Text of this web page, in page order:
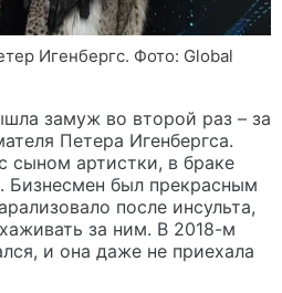
Игенбергс. Фото: Global
замуж во второй раз – за
Петера Игенбергса.
артистки, в браке
Бизнесмен был прекрасным
после инсульта,
за ним. В 2018-м
и она даже не приехала